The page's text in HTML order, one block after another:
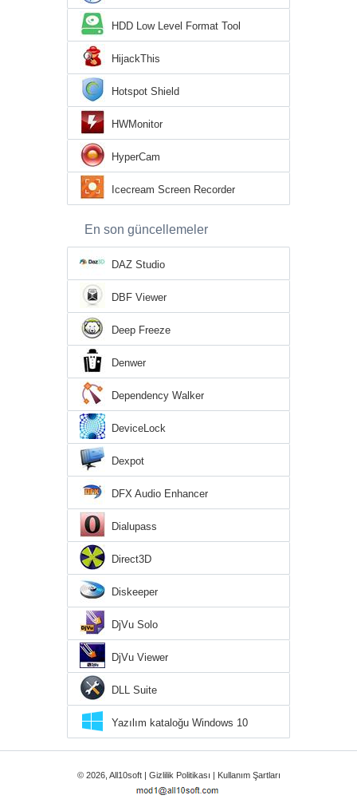
HDD Low Level Format Tool
HijackThis
Hotspot Shield
HWMonitor
HyperCam
Icecream Screen Recorder
En son güncellemeler
DAZ Studio
DBF Viewer
Deep Freeze
Denwer
Dependency Walker
DeviceLock
Dexpot
DFX Audio Enhancer
Dialupass
Direct3D
Diskeeper
DjVu Solo
DjVu Viewer
DLL Suite
Yazılım kataloğu Windows 10
© 2026, All10soft | Gizlilik Politikası | Kullanım Şartları